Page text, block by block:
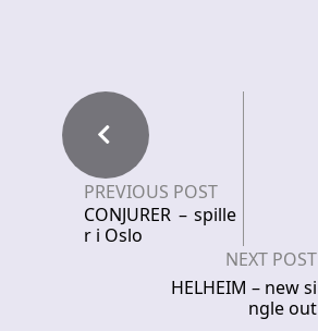
PREVIOUS POST
CONJURER – spille
r i Oslo
NEXT POST
HELHEIM – new si
ngle out